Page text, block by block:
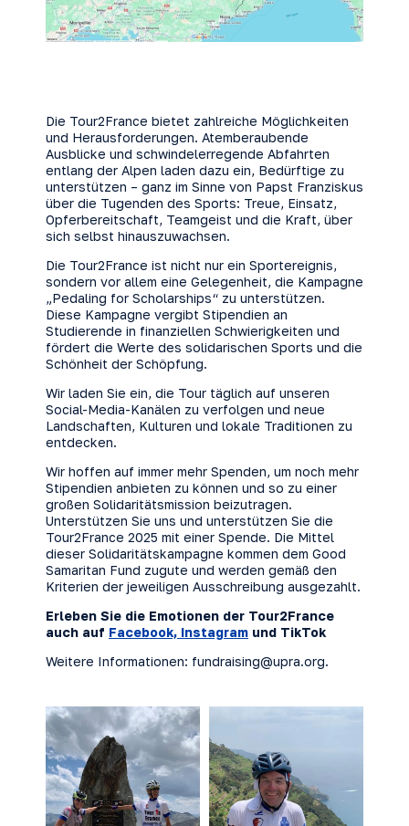
Die Tour2France bietet zahlreiche Möglichkeiten
und Herausforderungen. Atemberaubende
Ausblicke und schwindelerregende Abfahrten
entlang der Alpen laden dazu ein, Bedürftige zu
unterstützen – ganz im Sinne von Papst Franziskus
über die Tugenden des Sports: Treue, Einsatz,
Opferbereitschaft, Teamgeist und die Kraft, über
sich selbst hinauszuwachsen.
Die Tour2France ist nicht nur ein Sportereignis,
sondern vor allem eine Gelegenheit, die Kampagne
„Pedaling for Scholarships“ zu unterstützen.
Diese Kampagne vergibt Stipendien an
Studierende in finanziellen Schwierigkeiten und
fördert die Werte des solidarischen Sports und die
Schönheit der Schöpfung.
Wir laden Sie ein, die Tour täglich auf unseren
Social-Media-Kanälen zu verfolgen und neue
Landschaften, Kulturen und lokale Traditionen zu
entdecken.
Wir hoffen auf immer mehr Spenden, um noch mehr
Stipendien anbieten zu können und so zu einer
großen Solidaritätsmission beizutragen.
Unterstützen Sie uns und unterstützen Sie die
Tour2France 2025 mit einer Spende. Die Mittel
dieser Solidaritätskampagne kommen dem Good
Samaritan Fund zugute und werden gemäß den
Kriterien der jeweiligen Ausschreibung ausgezahlt.
Erleben Sie die Emotionen der Tour2France
auch auf Facebook, Instagram und TikTok
Weitere Informationen: fundraising@upra.org.